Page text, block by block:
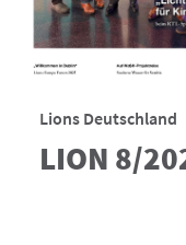
Lions Deutschland
LION 8/